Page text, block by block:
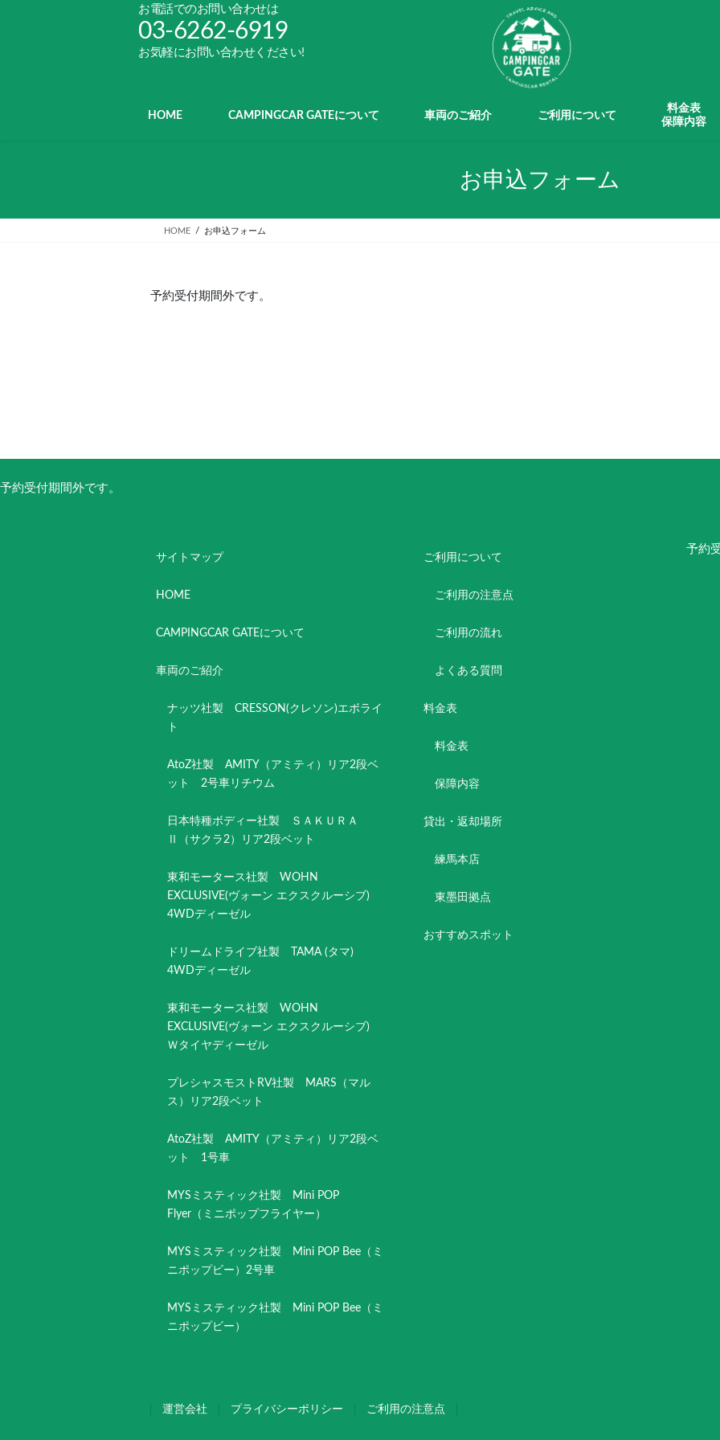
お電話でのお問い合わせは
03-6262-6919
お気軽にお問い合わせください!
HOME CAMPINGCAR GATEについて 車両のご紹介 ご利用について
料金表
保障内容
お申込フォーム
HOME お申込フォーム
予約受付期間外です。
予約受付期間外です。
サイトマップ
HOME
CAMPINGCAR GATEについて
車両のご紹介
ナッツ社製 CRESSON(クレソン)エボライ
ト
AtoZ社製 AMITY（アミティ）リア2段ベ
ット 2号車リチウム
日本特種ボディー社製 ＳＡＫＵＲＡ
Ⅱ（サクラ2）リア2段ベット
東和モータース社製 WOHN
EXCLUSIVE(ヴォーン エクスクルーシブ)
4WDディーゼル
ドリームドライブ社製 TAMA (タマ)
4WDディーゼル
東和モータース社製 WOHN
EXCLUSIVE(ヴォーン エクスクルーシブ)
Ｗタイヤディーゼル
プレシャスモストRV社製 MARS（マル
ス）リア2段ベット
AtoZ社製 AMITY（アミティ）リア2段ベ
ット 1号車
MYSミスティック社製 Mini POP
Flyer（ミニポップフライヤー）
MYSミスティック社製 Mini POP Bee（ミ
ニポップビー）2号車
MYSミスティック社製 Mini POP Bee（ミ
ニポップビー）
ご利用について
ご利用の注意点
ご利用の流れ
よくある質問
料金表
料金表
保障内容
貸出・返却場所
練馬本店
東墨田拠点
おすすめスポット
予約
運営会社 プライバシーポリシー ご利用の注意点